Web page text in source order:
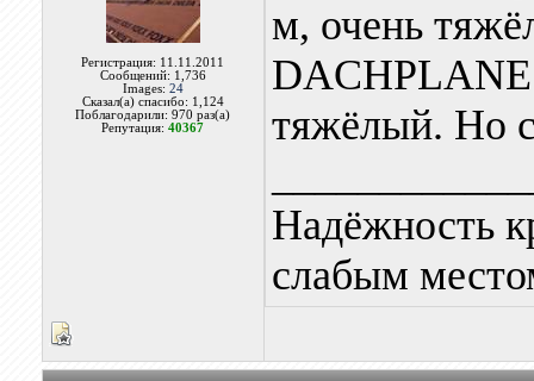
Регистрация: 11.11.2011
Сообщений: 1,736
Images: 24
Сказал(а) спасибо: 1,124
Поблагодарили: 970 раз(а)
Репутация:40367
м, очень
DACHPLANE
тяжёлый. Но
Надёжность
слабым